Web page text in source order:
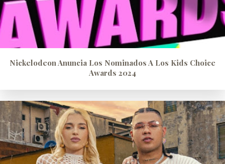
Nickelodeon Anuncia Los Nominados A Los Kids Choice
Awards 2024